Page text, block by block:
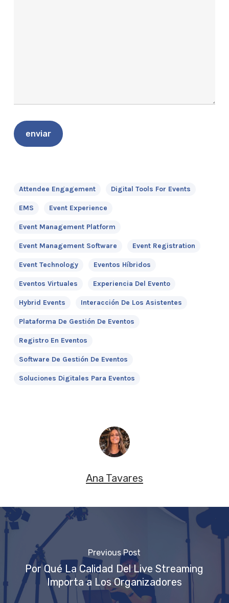
Attendee Engagement Digital Tools For Events
EMS Event Experience
Event Management Platform
Event Management Software Event Registration
Event Technology Eventos Híbridos
Eventos Virtuales Experiencia Del Evento
Hybrid Events Interacción De Los Asistentes
Plataforma De Gestión De Eventos
Registro En Eventos
Software De Gestión De Eventos
Soluciones Digitales Para Eventos
Ana Tavares
Previous Post
Por Qué La Calidad Del Live Streaming
Importa a Los Organizadores